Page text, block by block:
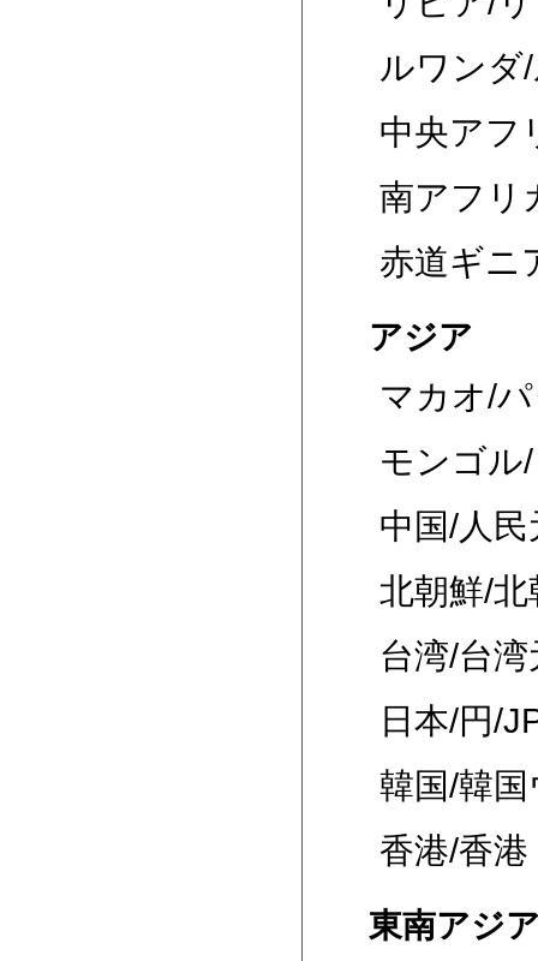
ルワンダ
中央アフ
南アフリ
赤道ギニ
アジア
マカオ/
モンゴル
中国/人
北朝鮮/
台湾/台
日本/円/
韓国/韓
香港/香
東南アジ